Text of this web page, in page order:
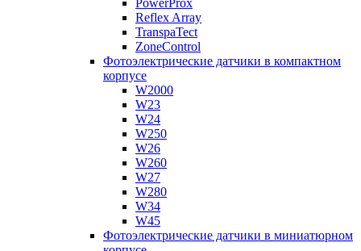
PowerProx
Reflex Array
TranspaTect
ZoneControl
Фотоэлектрические датчики в компактном
корпусе
W2000
W23
W24
W250
W26
W260
W27
W280
W34
W45
Фотоэлектрические датчики в миниатюрном